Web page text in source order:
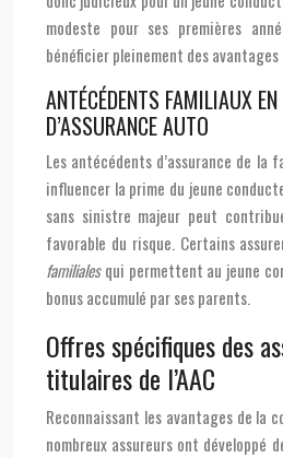
modeste pour ses premières
bénéficier pleinement des avantages
ANTÉCÉDENTS FAMILIAUX
D’ASSURANCE AUTO
Les antécédents d’assurance de la
influencer la prime du jeune
sans sinistre majeur peut
favorable du risque. Certains
familialesqui permettent au jeune
bonus accumulé par ses parents.
Offres spécifiques des
titulaires de l’AAC
Reconnaissant les avantages de la
nombreux assureurs ont développé